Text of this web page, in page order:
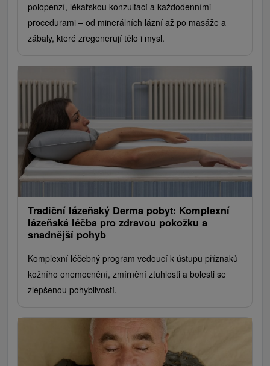
polopenzí, lékařskou konzultací a každodenními
procedurami – od minerálních lázní až po masáže a
zábaly, které zregenerují tělo i mysl.
Tradiční lázeňský Derma pobyt: Komplexní
lázeňská léčba pro zdravou pokožku a
snadnější pohyb
Komplexní léčebný program vedoucí k ústupu příznaků
kožního onemocnění, zmírnění ztuhlosti a bolesti se
zlepšenou pohyblivostí.